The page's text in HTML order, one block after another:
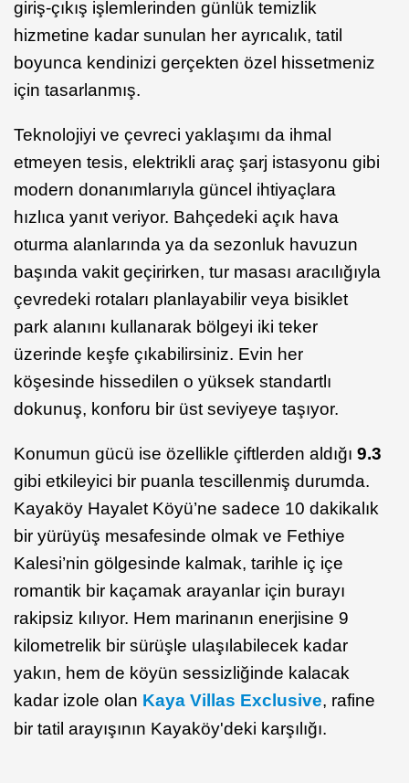
giriş-çıkış işlemlerinden günlük temizlik
hizmetine kadar sunulan her ayrıcalık, tatil
boyunca kendinizi gerçekten özel hissetmeniz
için tasarlanmış.
Teknolojiyi ve çevreci yaklaşımı da ihmal
etmeyen tesis, elektrikli araç şarj istasyonu gibi
modern donanımlarıyla güncel ihtiyaçlara
hızlıca yanıt veriyor. Bahçedeki açık hava
oturma alanlarında ya da sezonluk havuzun
başında vakit geçirirken, tur masası aracılığıyla
çevredeki rotaları planlayabilir veya bisiklet
park alanını kullanarak bölgeyi iki teker
üzerinde keşfe çıkabilirsiniz. Evin her
köşesinde hissedilen o yüksek standartlı
dokunuş, konforu bir üst seviyeye taşıyor.
Konumun gücü ise özellikle çiftlerden aldığı 9.3
gibi etkileyici bir puanla tescillenmiş durumda.
Kayaköy Hayalet Köyü’ne sadece 10 dakikalık
bir yürüyüş mesafesinde olmak ve Fethiye
Kalesi’nin gölgesinde kalmak, tarihle iç içe
romantik bir kaçamak arayanlar için burayı
rakipsiz kılıyor. Hem marinanın enerjisine 9
kilometrelik bir sürüşle ulaşılabilecek kadar
yakın, hem de köyün sessizliğinde kalacak
kadar izole olan Kaya Villas Exclusive, rafine
bir tatil arayışının Kayaköy'deki karşılığı.